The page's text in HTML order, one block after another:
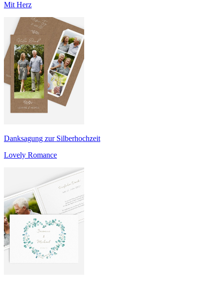
Mit Herz
Danksagung zur Silberhochzeit
Lovely Romance